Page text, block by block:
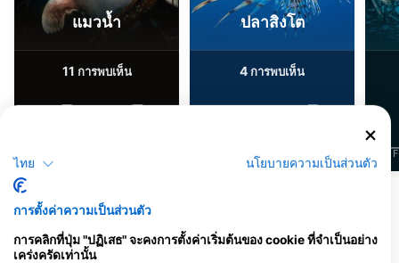
แมวน้ำ
11 การพบเห็น
ปลาสิงโต
4การพบเห็น
M N F
ศูนย์ดำน้ำที่ให้บริการ ณ จุดดำน้ำแห่งนี้
ไทย นโยบายความเป็นส่วนตัว
การตั้งค่าความเป็นส่วนตัว
การคลิกที่ปุ่ม "ปฏิเสธ" จะคงการตั้งค่าเริ่มต้นของ cookie ที่จำเป็นอย่าง
เคร่งครัดเท่านั้น